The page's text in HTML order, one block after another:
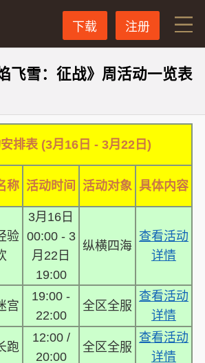
注册
下载
飞雪：征战》周活动一览表
排表 (3月16日 - 3月22日)
称 活动时间 活动对象 具体内容
验
3月16日
00:00 - 3
月22日
19:00
纵横四海
查看活动
详情
宫
19:00 -
22:00
全区全服
查看活动
详情
跑
12:00 /
20:00
全区全服
查看活动
详情